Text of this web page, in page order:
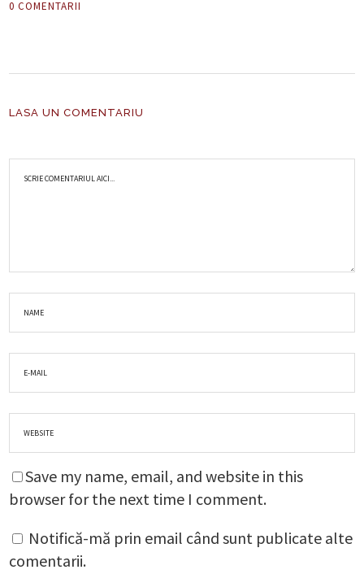
0 COMENTARII
LASA UN COMENTARIU
Save my name, email, and website in this
browser for the next time I comment.
Notifică-mă prin email când sunt publicate alte
comentarii.